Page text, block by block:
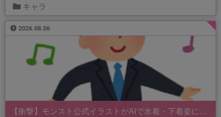
キャラ
2026.08.06
【衝撃】モンスト公式イラストがAIで水着・下着姿に…